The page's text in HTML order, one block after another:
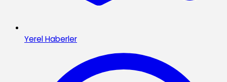
Yerel Haberler